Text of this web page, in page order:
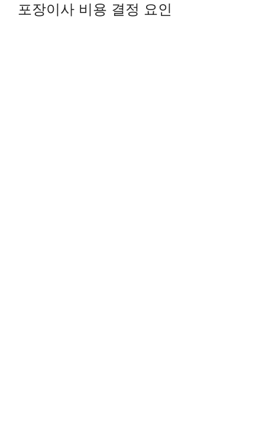
포장이사 비용 결정 요인